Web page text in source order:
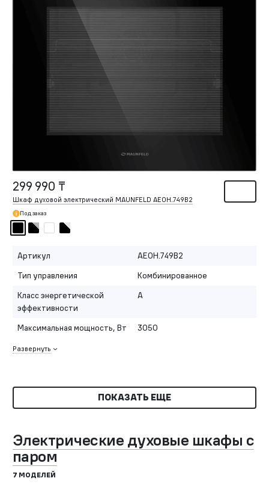
299 990 ₸
Шкаф духовой электрический MAUNFELD AEOH.749B2
Под заказ
Артикул
AEOH.749B2
Тип управления
Комбинированное
Класс энергетической
эффективности
A
Максимальная мощность, Вт 3050
Развернуть
ПОКАЗАТЬ ЕЩЕ
Электрические духовые шкафы с
паром
7 МОДЕЛЕЙ